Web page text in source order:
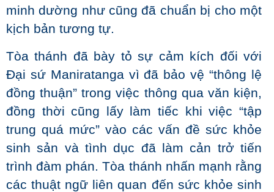
minh dường như cũng đã chuẩn bị cho một
kịch bản tương tự.
Tòa thánh đã bày tỏ sự cảm kích đối với
Đại sứ Maniratanga vì đã bảo vệ “thông lệ
đồng thuận” trong việc thông qua văn kiện,
đồng thời cũng lấy làm tiếc khi việc “tập
trung quá mức” vào các vấn đề sức khỏe
sinh sản và tình dục đã làm cản trở tiến
trình đàm phán. Tòa thánh nhấn mạnh rằng
các thuật ngữ liên quan đến sức khỏe sinh